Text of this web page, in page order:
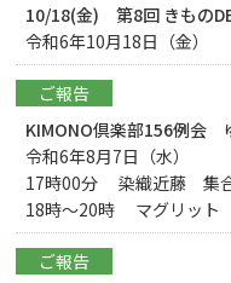
10/18(金) 第8回 きもの
令和6年10月18日（金）
ご報告
KIMONO倶楽部156例会
令和6年8月7日（水）
17時00分 染織近藤 集
18時～20時 マグリット
ご報告